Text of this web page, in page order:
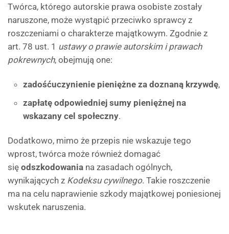
Twórca, którego autorskie prawa osobiste zostały
naruszone, może wystąpić przeciwko sprawcy z
roszczeniami o charakterze majątkowym. Zgodnie z
art. 78 ust. 1 ustawy o prawie autorskim i prawach
pokrewnych, obejmują one:
zadośćuczynienie pieniężne za doznaną krzywdę,
zapłatę odpowiedniej sumy pieniężnej na
wskazany cel społeczny.
Dodatkowo, mimo że przepis nie wskazuje tego
wprost, twórca może również domagać
się odszkodowania na zasadach ogólnych,
wynikających z Kodeksu cywilnego. Takie roszczenie
ma na celu naprawienie szkody majątkowej poniesionej
wskutek naruszenia.